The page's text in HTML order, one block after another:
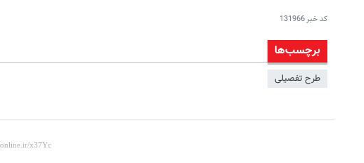
کد خبر131966
برچسب‌ها
طرح تفصیلی